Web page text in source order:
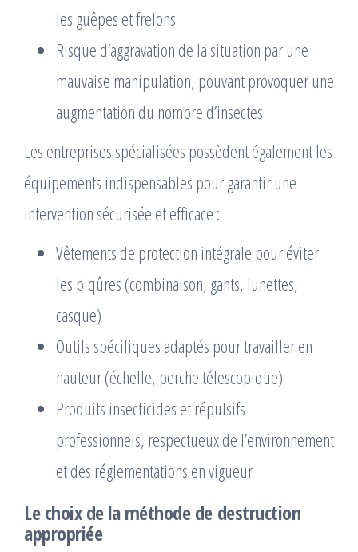
les guêpes et frelons
Risque d’aggravation de la situation par une
mauvaise manipulation, pouvant provoquer une
augmentation du nombre d’insectes
Les entreprises spécialisées possèdent également les
équipements indispensables pour garantir une
intervention sécurisée et efficace :
Vêtements de protection intégrale pour éviter
les piqûres (combinaison, gants, lunettes,
casque)
Outils spécifiques adaptés pour travailler en
hauteur (échelle, perche télescopique)
Produits insecticides et répulsifs
professionnels, respectueux de l’environnement
et des réglementations en vigueur
Le choix de la méthode de destruction
appropriée